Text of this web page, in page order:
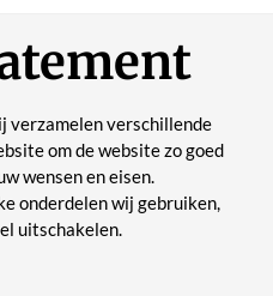
verzamelen verschillende
om de website zo goed
wensen en eisen.
onderdelen wij gebruiken,
uitschakelen.